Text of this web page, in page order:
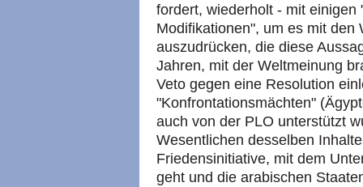
fordert, wiederholt - mit
Modifikationen", um es mit den
auszudrücken, die diese
Jahren, mit der Weltmeinung
Veto gegen eine Resolution
"Konfrontationsmächten"
auch von der PLO unterstützt
Wesentlichen desselben
Friedensinitiative, mit dem
geht und die arabischen